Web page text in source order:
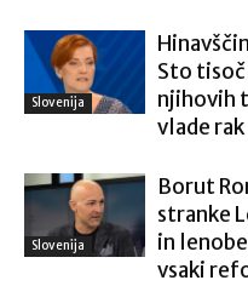
Slovenija
Sto tisoč
njihovih
vlade
Slovenija
Borut
stranke
in
vsaki